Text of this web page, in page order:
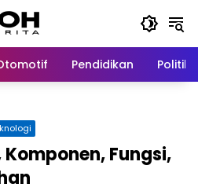
Pendidikan Politik
Fungsi,